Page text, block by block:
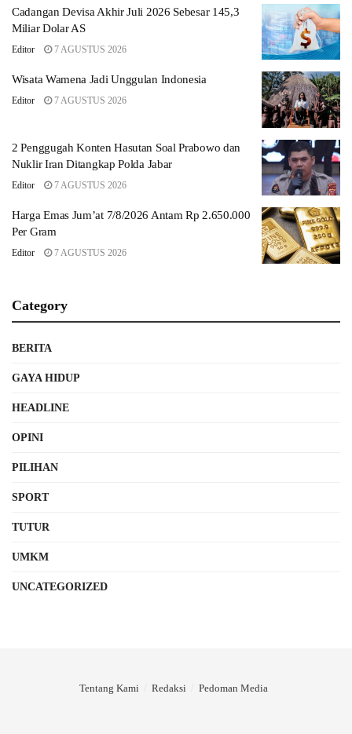
Cadangan Devisa Akhir Juli 2026 Sebesar 145,3
Miliar Dolar AS
Editor 7 AGUSTUS 2026
Wisata Wamena Jadi Unggulan Indonesia
Editor 7 AGUSTUS 2026
2 Penggugah Konten Hasutan Soal Prabowo dan
Nuklir Iran Ditangkap Polda Jabar
Editor 7 AGUSTUS 2026
Harga Emas Jum’at 7/8/2026 Antam Rp 2.650.000
Per Gram
Editor 7 AGUSTUS 2026
Category
BERITA
GAYA HIDUP
HEADLINE
OPINI
PILIHAN
SPORT
TUTUR
UMKM
UNCATEGORIZED
Tentang Kami Redaksi Pedoman Media